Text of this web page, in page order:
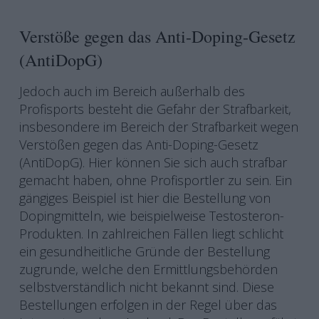
Verstöße gegen das Anti-Doping-Gesetz
(AntiDopG)
Jedoch auch im Bereich außerhalb des
Profisports besteht die Gefahr der Strafbarkeit,
insbesondere im Bereich der Strafbarkeit wegen
Verstößen gegen das Anti-Doping-Gesetz
(AntiDopG). Hier können Sie sich auch strafbar
gemacht haben, ohne Profisportler zu sein. Ein
gängiges Beispiel ist hier die Bestellung von
Dopingmitteln, wie beispielweise Testosteron-
Produkten. In zahlreichen Fällen liegt schlicht
ein gesundheitliche Gründe der Bestellung
zugrunde, welche den Ermittlungsbehörden
selbstverständlich nicht bekannt sind. Diese
Bestellungen erfolgen in der Regel über das